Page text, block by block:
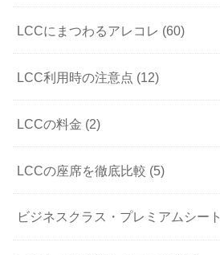
LCCにまつわるアレコレ (60)
LCC利用時の注意点 (12)
LCCの料金 (2)
LCCの座席を徹底比較 (5)
ビジネスクラス・プレミアムシート